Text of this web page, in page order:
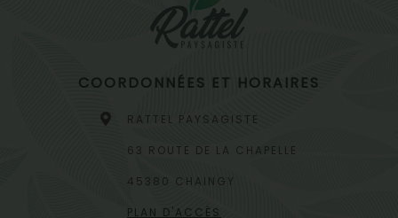
COORDONNÉES ET HORAIRES
RATTEL PAYSAGISTE
63 ROUTE DE LA CHAPELLE
45380 CHAINGY
PLAN D'ACCÈS